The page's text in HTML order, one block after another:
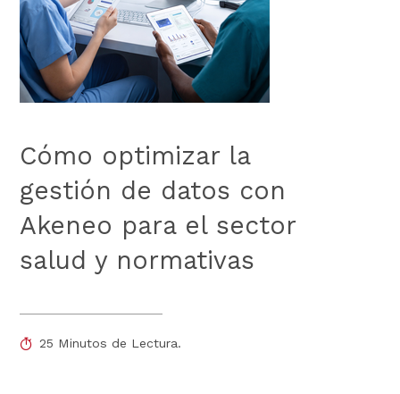
Cómo optimizar la
gestión de datos con
Akeneo para el sector
salud y normativas
25 Minutos de Lectura.